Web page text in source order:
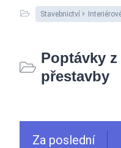
Stavebnictví
Poptávky
přestavby
Za poslední